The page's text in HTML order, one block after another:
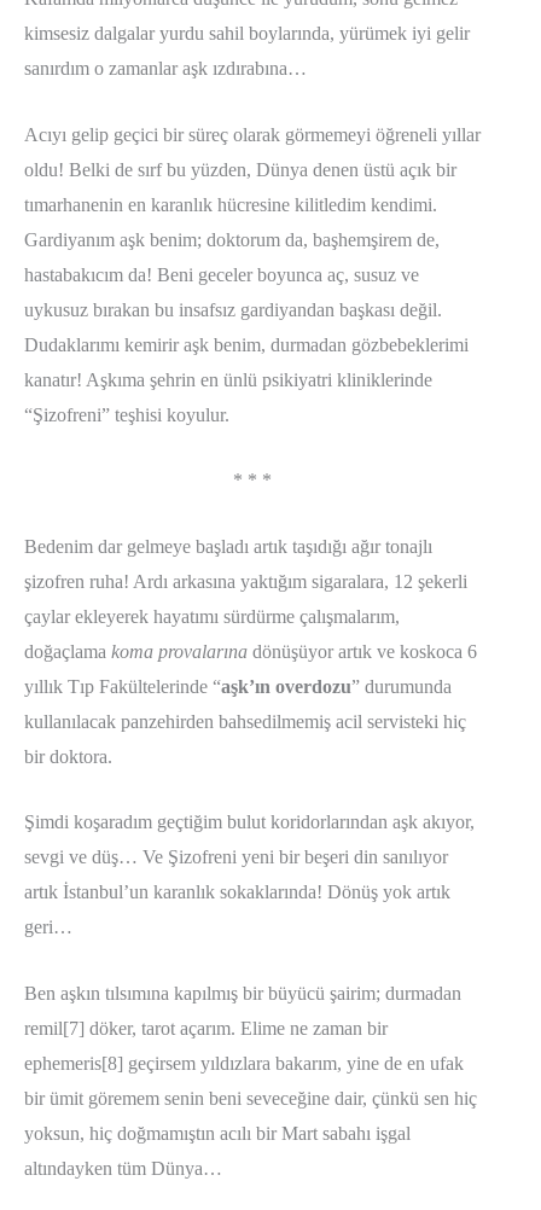
kimsesiz dalgalar yurdu sahil boylarında, yürümek iyi gelir
sanırdım o zamanlar aşk ızdırabına…
Acıyı gelip geçici bir süreç olarak görmemeyi öğreneli yıllar
oldu! Belki de sırf bu yüzden, Dünya denen üstü açık bir
tımarhanenin en karanlık hücresine kilitledim kendimi.
Gardiyanım aşk benim; doktorum da, başhemşirem de,
hastabakıcım da! Beni geceler boyunca aç, susuz ve
uykusuz bırakan bu insafsız gardiyandan başkası değil.
Dudaklarımı kemirir aşk benim, durmadan gözbebeklerimi
kanatır! Aşkıma şehrin en ünlü psikiyatri kliniklerinde
“Şizofreni” teşhisi koyulur.
* * *
Bedenim dar gelmeye başladı artık taşıdığı ağır tonajlı
şizofren ruha! Ardı arkasına yaktığım sigaralara, 12 şekerli
çaylar ekleyerek hayatımı sürdürme çalışmalarım,
doğaçlama koma provalarına dönüşüyor artık ve koskoca 6
yıllık Tıp Fakültelerinde “aşk’ın overdozu” durumunda
kullanılacak panzehirden bahsedilmemiş acil servisteki hiç
bir doktora.
Şimdi koşaradım geçtiğim bulut koridorlarından aşk akıyor,
sevgi ve düş… Ve Şizofreni yeni bir beşeri din sanılıyor
artık İstanbul’un karanlık sokaklarında! Dönüş yok artık
geri…
Ben aşkın tılsımına kapılmış bir büyücü şairim; durmadan
remil[7] döker, tarot açarım. Elime ne zaman bir
ephemeris[8] geçirsem yıldızlara bakarım, yine de en ufak
bir ümit göremem senin beni seveceğine dair, çünkü sen hiç
yoksun, hiç doğmamıştın acılı bir Mart sabahı işgal
altındayken tüm Dünya…